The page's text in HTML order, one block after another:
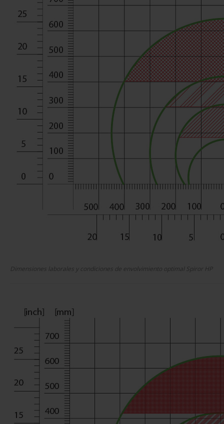
Dimensiones laborales y condiciones de envolvimiento optimal Spiror HP